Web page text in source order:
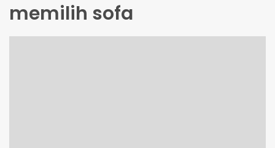
memilih sofa